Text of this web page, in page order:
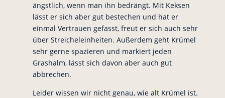
ängstlich, wenn man ihn bedrängt. Mit Keksen
lässt er sich aber gut bestechen und hat er
einmal Vertrauen gefasst, freut er sich auch sehr
über Streicheleinheiten. Außerdem geht Krümel
sehr gerne spazieren und markiert jeden
Grashalm, lässt sich davon aber auch gut
abbrechen.
Leider wissen wir nicht genau, wie alt Krümel ist.